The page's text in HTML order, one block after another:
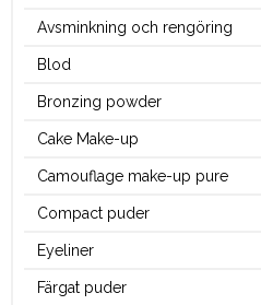
Avsminkning och rengöring
Blod
Bronzing powder
Cake Make-up
Camouflage make-up pure
Compact puder
Eyeliner
Färgat puder